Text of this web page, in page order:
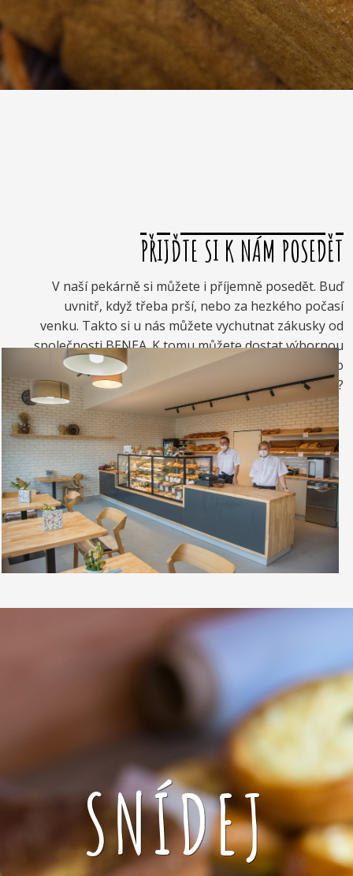
PŘIJĎTE SI K NÁM POSEDĚT
V naší pekárně si můžete i příjemně posedět. Buď
uvnitř, když třeba prší, nebo za hezkého počasí
venku. Takto si u nás můžete vychutnat zákusky od
společnosti BENEA. K tomu můžete dostat výbornou
kávou. Nebo si raději dáte zrmzlinový pohár nebo
vynikající točenou zmrzlinu?
SNÍDEJ